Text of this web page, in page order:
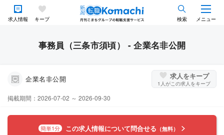
求人情報 キープ 検索 メニュー
事務員（三条市須頃） - 企業名非公開
企業名非公開 求人をキープ
1 人がこの求人をキープ
掲載期間：2026-07-02 ～ 2026-09-30
簡単1分 この求人情報について問合せる （無料）